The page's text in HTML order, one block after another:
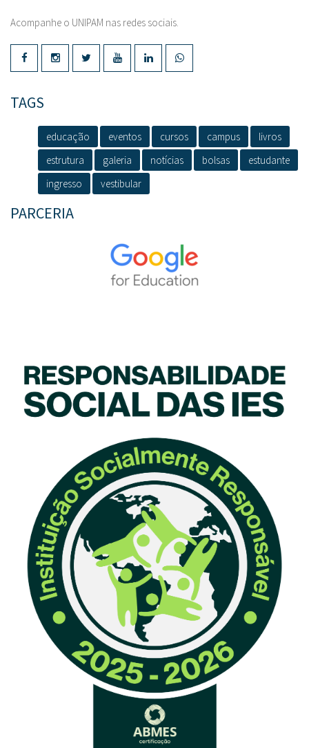
Acompanhe o UNIPAM nas redes sociais.
TAGS
educação eventos cursos campus
livros
estrutura
galeria notícias bolsas
estudante
ingresso
vestibular
PARCERIA